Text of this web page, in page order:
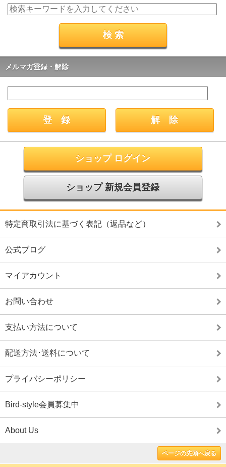
メルマガ登録・解除
ショップ ログイン
ショップ 新規会員登録
特定商取引法に基づく表記（返品など）
公式ブログ
マイアカウント
お問い合わせ
支払い方法について
配送方法･送料について
プライバシーポリシー
Bird-style会員募集中
About Us
ページの先頭へ戻る